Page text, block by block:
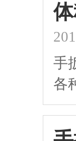
手
各